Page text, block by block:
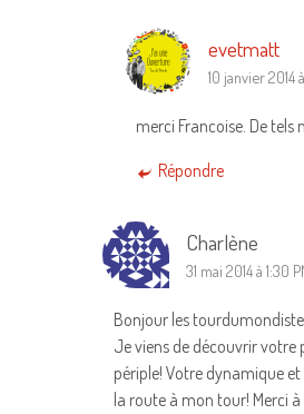
evetmatt
10 janvier 2014
merci Francoise. De tels
Répondre
Charlène
31 mai 2014 à 1:30
Bonjour les
Je viens de découvrir
périple! Votre dynamique
la route à mon tour! Merci